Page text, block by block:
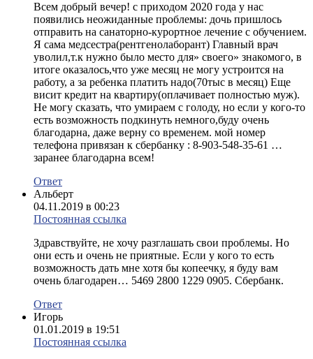
Всем добрый вечер! с приходом 2020 года у нас
появились неожиданные проблемы: дочь пришлось
отправить на санаторно-курортное лечение с обучением.
Я сама медсестра(рентгенолаборант) Главный врач
уволил,т.к нужно было место для» своего» знакомого, в
итоге оказалось,что уже месяц не могу устроится на
работу, а за ребенка платить надо(70тыс в месяц) Еще
висит кредит на квартиру(оплачивает полностью муж).
Не могу сказать, что умираем с голоду, но если у кого-то
есть возможность подкинуть немного,буду очень
благодарна, даже верну со временем. мой номер
телефона привязан к сбербанку : 8-903-548-35-61 …
заранее благодарна всем!
Ответ
Альберт
04.11.2019 в 00:23
Постоянная ссылка
Здравствуйте, не хочу разглашать свои проблемы. Но
они есть и очень не приятные. Если у кого то есть
возможность дать мне хотя бы копеечку, я буду вам
очень благодарен… 5469 2800 1229 0905. Сбербанк.
Ответ
Игорь
01.01.2019 в 19:51
Постоянная ссылка